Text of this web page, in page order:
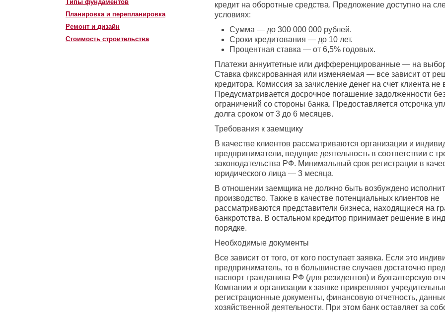
Типы фундаментов
Планировка и перепланировка
Ремонт и дизайн
Стоимость строительства
кредит на оборотные средства. Предложение доступно на
условиях:
Сумма — до 300 000 000 рублей.
Сроки кредитования — до 10 лет.
Процентная ставка — от 6,5% годовых.
Платежи аннуитетные или дифференцированные — на
Ставка фиксированная или изменяемая — все зависит от
кредитора. Комиссия за зачисление денег на счет клиента не
Предусматривается досрочное погашение задолженности
ограничений со стороны банка. Предоставляется отсрочка
долга сроком от 3 до 6 месяцев.
Требования к заемщику
В качестве клиентов рассматриваются организации и
предприниматели, ведущие деятельность в соответствии с
законодательства РФ. Минимальный срок регистрации в
юридического лица — 3 месяца.
В отношении заемщика не должно быть возбуждено
производство. Также в качестве потенциальных клиентов не
рассматриваются представители бизнеса, находящиеся на
банкротства. В остальном кредитор принимает решение в
порядке.
Необходимые документы
Все зависит от того, от кого поступает заявка. Если это
предприниматель, то в большинстве случаев достаточно
паспорт гражданина РФ (для резидентов) и бухгалтерскую
Компании и организации к заявке прикрепляют
регистрационные документы, финансовую отчетность,
хозяйственной деятельности. При этом банк оставляет за